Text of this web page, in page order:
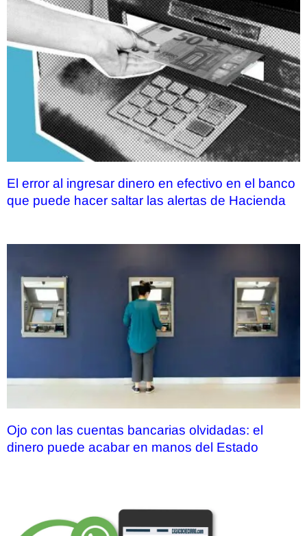
El error al ingresar dinero en efectivo en el banco
que puede hacer saltar las alertas de Hacienda
Ojo con las cuentas bancarias olvidadas: el
dinero puede acabar en manos del Estado